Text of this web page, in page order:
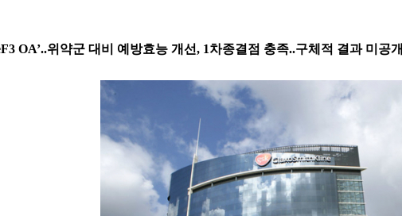
OA’..위약군 대비 예방효능 개선, 1차종결점 충족..구체적 결과 미공개